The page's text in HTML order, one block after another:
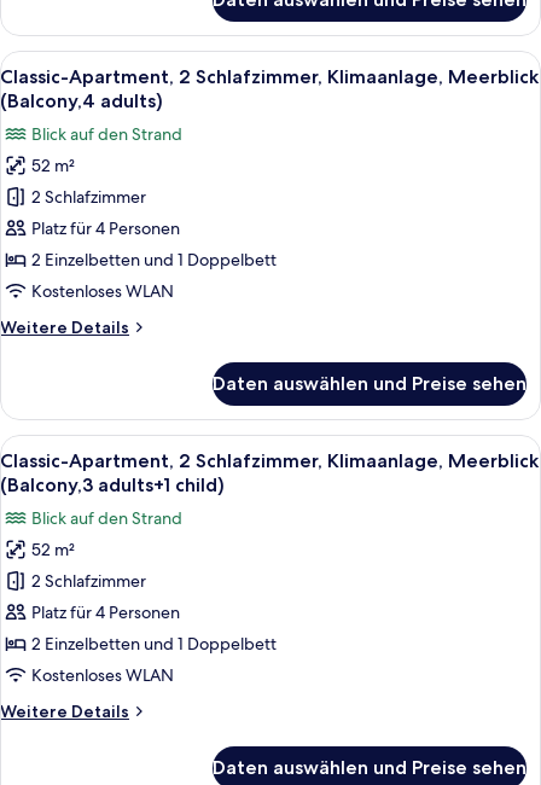
Apartment,
2 Schlafzimmer,
Klimaanlage,
Meerblick
(Balcony,3
adults)
Alle
Fotos
für
Classic-
Apartment,
2 Schlafzimmer,
Klimaanlage,
Meerblick
(Balcony,4
anzeigen
Zimmersafe, kostenloses WLAN,
22
Classic-Apartment, 2 Schlafzimmer, Klimaanlage, Meerblick
(Balcony,4 adults)
Blick auf den Strand
52 m²
2 Schlafzimmer
Platz für 4 Personen
2 Einzelbetten und 1 Doppelbett
Kostenloses WLAN
Weitere Details
Weitere
Apartment,
2 Schlafzimmer,
Klimaanlage,
Meerblick
(Balcony,4
adults)
Daten auswählen und Preise sehen
Alle
Fotos
für
Classic-
Apartment,
2 Schlafzimmer,
Klimaanlage,
Meerblick
(Balcony,3
child)
Zimmersafe, kostenloses WLAN,
22
Classic-Apartment, 2 Schlafzimmer, Klimaanlage, Meerblick
(Balcony,3 adults+1 child)
Blick auf den Strand
52 m²
2 Schlafzimmer
Platz für 4 Personen
2 Einzelbetten und 1 Doppelbett
Kostenloses WLAN
Weitere Details
Weitere
Daten auswählen und Preise sehen